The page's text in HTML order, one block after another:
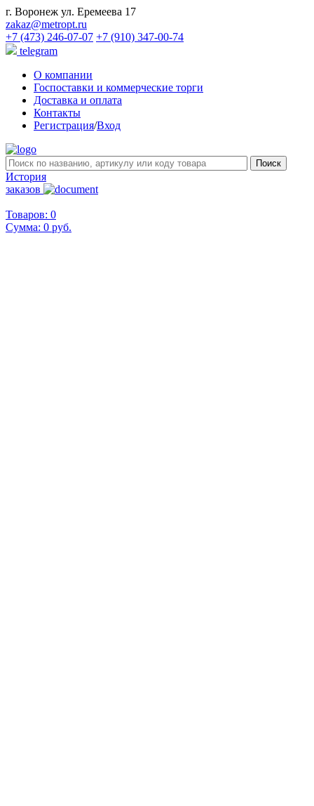
г. Воронеж ул. Еремеева 17
zakaz@metropt.ru
+7 (473) 246-07-07 +7 (910) 347-00-74
telegram
О компании
Госпоставки и коммерческие торги
Доставка и оплата
Контакты
Регистрация/Вход
История
заказов
Товаров: 0
Сумма: 0 руб.